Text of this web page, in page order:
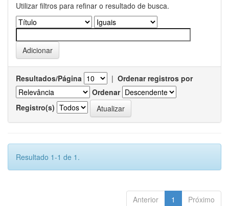
Utilizar filtros para refinar o resultado de busca.
Resultados/Página | Ordenar registros por
Ordenar
Registro(s)
Resultado 1-1 de 1.
Anterior 1 Próximo